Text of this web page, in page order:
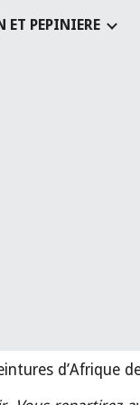
ET PEPINIERE
d’Afrique